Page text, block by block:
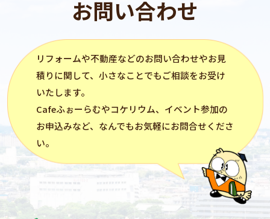
お問い合わせ
リフォームや不動産などのお問い合わせやお見
積りに関して、小さなことでもご相談をお受け
いたします。
Cafeふぉーらむやコケリウム、イベント参加の
お申込みなど、なんでもお気軽にお問合せくださ
い。